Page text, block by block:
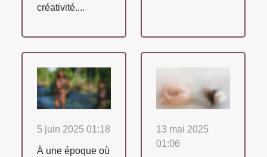
créativité....
5 juin 2025 01:18
À une époque où
13 mai 2025
01:06